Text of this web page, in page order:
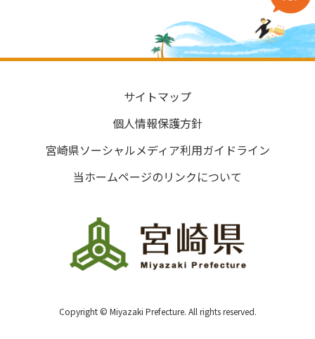
サイトマップ
個人情報保護方針
宮崎県ソーシャルメディア利用ガイドライン
当ホームページのリンクについて
Copyright © Miyazaki Prefecture. All rights reserved.